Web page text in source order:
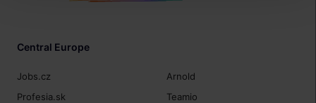
Central Europe
Jobs.cz
Profesia.sk
Arnold
Teamio